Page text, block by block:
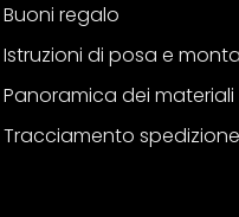
Buoni regalo
Istruzioni di posa e
Panoramica dei materiali
Tracciamento spedizione